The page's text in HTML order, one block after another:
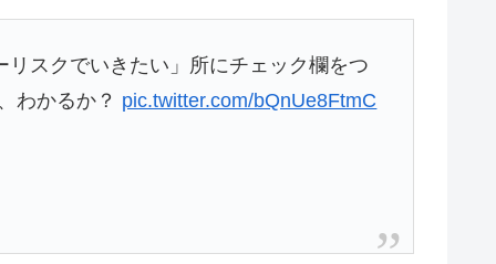
スクでいきたい」所にチェック欄をつ
わかるか？ pic.twitter.com/bQnUe8FtmC